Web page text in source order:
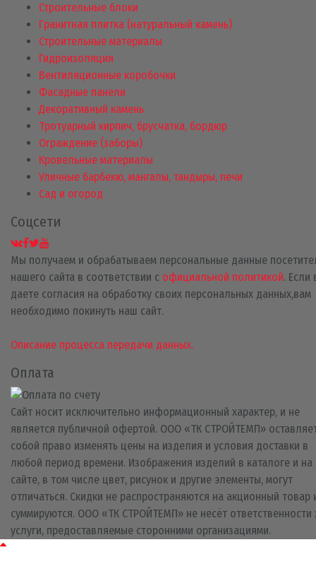
Строительные блоки
Гранитная плитка (натуральный камень)
Строительные материалы
Гидроизоляция
Вентиляционные коробочки
Фасадные панели
Декоративный камень
Тротуарный кирпич, брусчатка, бордюр
Ограждение (заборы)
Кровельные материалы
Уличные барбекю, мангалы, тандыры, печи
Сад и огород
Соцсети
Мы получаем и обрабатываем персональные данные
нашего сайта в соответствии с официальной политикой. Если
даете согласия на обработку своих персональных данных,вам
необходимо покинуть наш сайт.
Описание процесса передачи данных.
Оплата
Сайт носит исключительно информационный характер, и не
является публичной офертой. ООО «ТК СТРОЙТЕМП»
собой право изменять цены на изделия и условия доставки в
любой период времени. Изображения изделий в каталоге и на
сайте, в том числе цвет, рисунок и другие элементы, могут
отличаться. Скидки не распространяются на акционный товар
суммируются. ООО «ТК СТРОЙТЕМП» не несёт ответственности
услуги, предоставляемые сторонними организациями.